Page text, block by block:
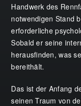
Handwerk des
notwendigen Stand
erforderliche
Sobald er seine
herausfinden, was
bereithält.
Das ist der Anfang
seinen Traum von